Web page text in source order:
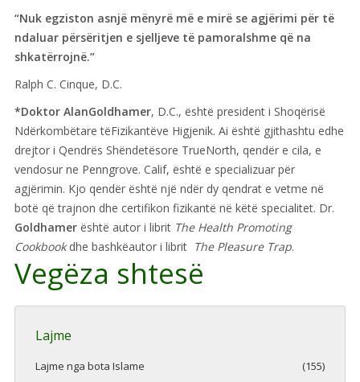
“Nuk egziston asnjë mënyrë më e mirë se agjërimi për të
ndaluar përsëritjen e sjelljeve të pamoralshme që na
shkatërrojnë.”
Ralph C. Cinque, D.C.
*Doktor AlanGoldhamer, D.C., është president i Shoqërisë
Ndërkombëtare tëFizikantëve Higjenik. Ai është gjithashtu edhe
drejtor i Qendrës Shëndetësore TrueNorth, qendër e cila, e
vendosur ne Penngrove. Calif, është e specializuar për
agjërimin. Kjo qendër është një ndër dy qendrat e vetme në
botë që trajnon dhe certifikon fizikantë në këtë specialitet. Dr.
Goldhamer është autor i librit The Health Promoting
Cookbookdhe bashkëautor i librit The Pleasure Trap.
Vegëza shtesë
Lajme
Lajme nga bota Islame
(155)